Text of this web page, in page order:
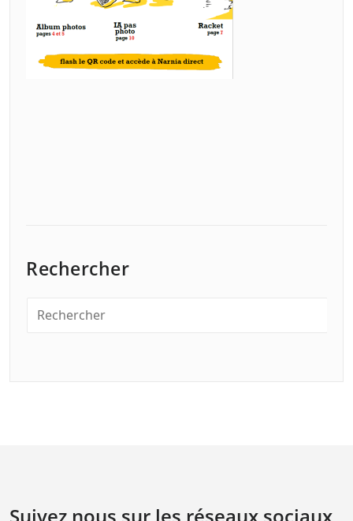
Rechercher
Suivez nous sur les réseaux sociaux